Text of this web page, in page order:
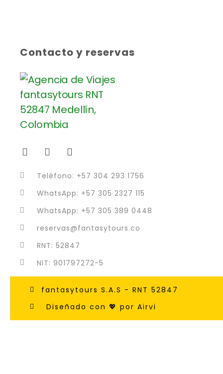
Contacto y reservas
Teléfono: +57 304 293 1756
WhatsApp: +57 305 2327 115
WhatsApp: +57 305 389 0448
reservas@fantasytours.co
RNT: 52847
NIT: 901797272-5
fantasytours S.A.S - RNT 52847
Diseñado con 💖 por Airvi